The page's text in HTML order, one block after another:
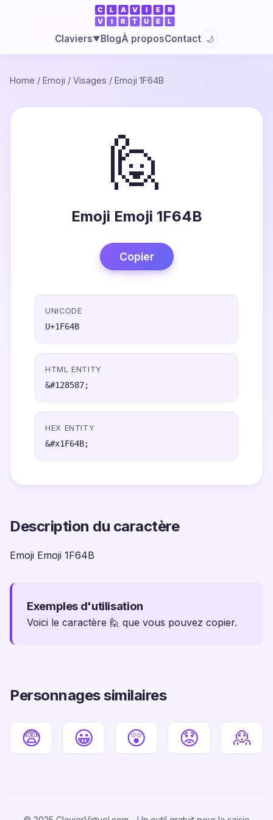
Claviers▼BlogÀ proposContact 🌙
Home / Emoji / Visages / Emoji 1F64B
🙋
Emoji Emoji 1F64B
Copier
UNICODE
U+1F64B
HTML ENTITY
&#128587;
HEX ENTITY
&#x1F64B;
Description du caractère
Emoji Emoji 1F64B
Exemples d'utilisation
Voici le caractère 🙋 que vous pouvez copier.
Personnages similaires
😨 😀 😲 😟 🙎